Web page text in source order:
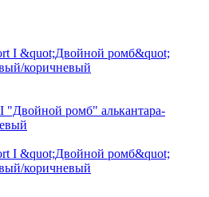
"Двойной ромб" алькантара-